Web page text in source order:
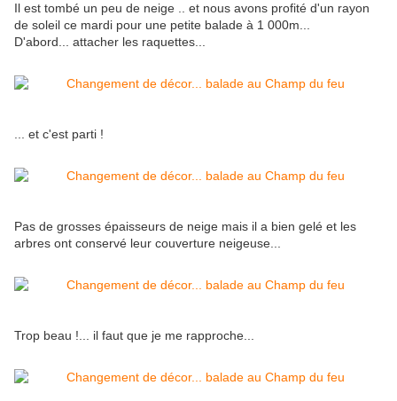
Il est tombé un peu de neige .. et nous avons profité d'un rayon
de soleil ce mardi pour une petite balade à 1 000m...
D'abord... attacher les raquettes...
... et c'est parti !
Pas de grosses épaisseurs de neige mais il a bien gelé et les
arbres ont conservé leur couverture neigeuse...
Trop beau !... il faut que je me rapproche...